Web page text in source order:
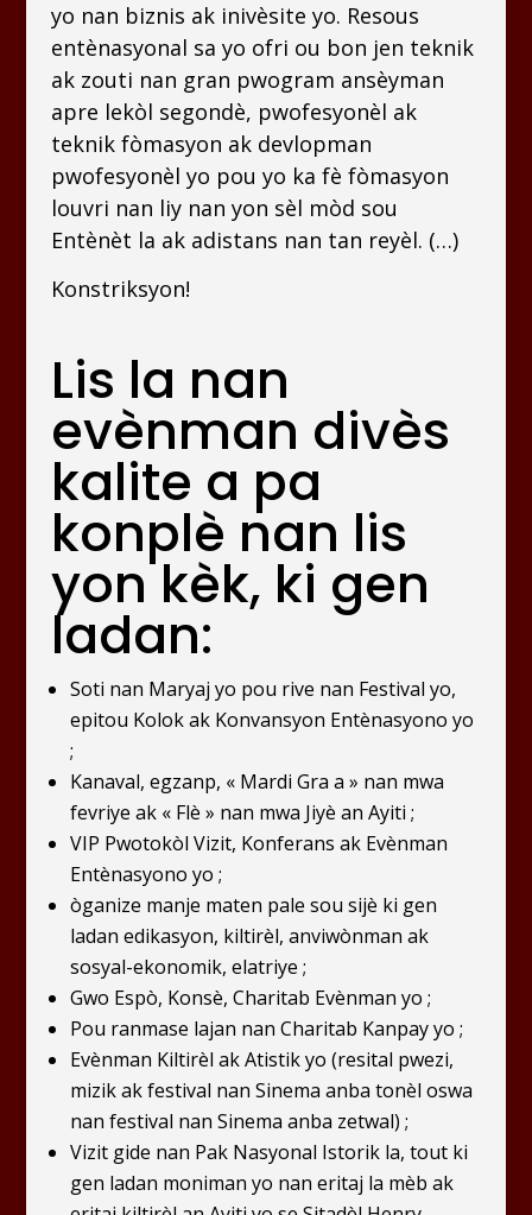
yo nan biznis ak inivèsite yo. Resous
entènasyonal sa yo ofri ou bon jen teknik
ak zouti nan gran pwogram ansèyman
apre lekòl segondè, pwofesyonèl ak
teknik fòmasyon ak devlopman
pwofesyonèl yo pou yo ka fè fòmasyon
louvri nan liy nan yon sèl mòd sou
Entènèt la ak adistans nan tan reyèl. (…)
Konstriksyon!
Lis la nan
evènman divès
kalite a pa
konplè nan lis
yon kèk, ki gen
ladan:
Soti nan Maryaj yo pou rive nan Festival yo,
epitou Kolok ak Konvansyon Entènasyono yo
;
Kanaval, egzanp, « Mardi Gra a » nan mwa
fevriye ak « Flè » nan mwa Jiyè an Ayiti ;
VIP Pwotokòl Vizit, Konferans ak Evènman
Entènasyono yo ;
òganize manje maten pale sou sijè ki gen
ladan edikasyon, kiltirèl, anviwònman ak
sosyal-ekonomik, elatriye ;
Gwo Espò, Konsè, Charitab Evènman yo ;
Pou ranmase lajan nan Charitab Kanpay yo ;
Evènman Kiltirèl ak Atistik yo (resital pwezi,
mizik ak festival nan Sinema anba tonèl oswa
nan festival nan Sinema anba zetwal) ;
Vizit gide nan Pak Nasyonal Istorik la, tout ki
gen ladan moniman yo nan eritaj la mèb ak